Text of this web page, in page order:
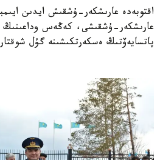
اقتوبەدە عارىشكەر-ۇشقىش ايدىن
عارىشكەر-ۇشقىشى، كەڭەس وداعىنىڭ
پاتسايەۆتىڭ ەسكەرتكىشىنە گۇل